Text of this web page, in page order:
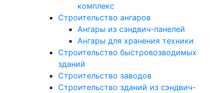
комплекс
Строительство ангаров
Ангары из сэндвич-панелей
Ангары для хранения техники
Строительство быстровозводимых
зданий
Строительство заводов
Строительство зданий из сэндвич-